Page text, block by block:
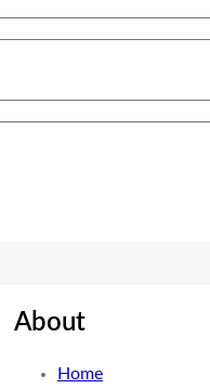
About
Home